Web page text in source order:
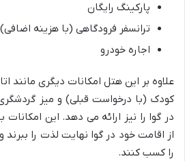
پارکینگ رایگان
ترانسفر فرودگاهی (با هزینه اضافی)
اجاره خودرو
علاوه بر این هتل امکانات دیگری مانند
کودک (با درخواست قبلی) و میز
در گوا را نیز ارائه می دهد. این
از اقامت خود در گوا نهایت لذت را
را کسب کنند.